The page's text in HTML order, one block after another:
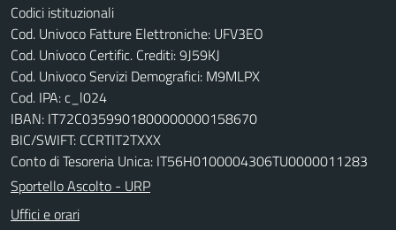
Codici istituzionali
Cod. Univoco Fatture Elettroniche: UFV3EO
Cod. Univoco Certific. Crediti: 9J59KJ
Cod. Univoco Servizi Demografici: M9MLPX
Cod. IPA: c_l024
IBAN: IT72C0359901800000000158670
BIC/SWIFT: CCRTIT2TXXX
Conto di Tesoreria Unica: IT56H0100004306TU0000011283
Sportello Ascolto - URP
Uffici e orari